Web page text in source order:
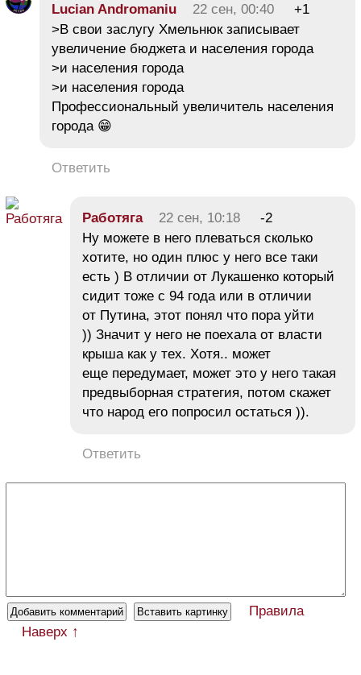
Lucian Andromaniu 22 сен, 00:40
+1
>В свои заслугу Хмельнюк записывает
увеличение бюджета и населения города
>и населения города
>и населения города
Профессиональный увеличитель населения
города 😁
Ответить
Работяга 22 сен, 10:18
-2
Ну можете в него плеваться сколько
хотите, но один плюс у него все таки
есть ) В отличии от Лукашенко который
сидит тоже с 94 года или в отличии
от Путина, этот понял что пора уйти
)) Значит у него не поехала от власти
крыша как у тех. Хотя.. может
еще передумает, может это у него такая
предвыборная стратегия, потом скажет
что народ его попросил остаться )).
Ответить
Правила
Наверх ↑